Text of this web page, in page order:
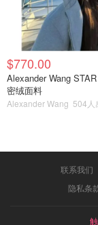
and Bright
因为戴牙套的缘
医马上给我推荐
是后来又买了其
膏之后我又继续
于敏感性的牙齿
$770.00
Alexander Wang
密绒面料
Alexander Wang 504人
联系我们
隐私条